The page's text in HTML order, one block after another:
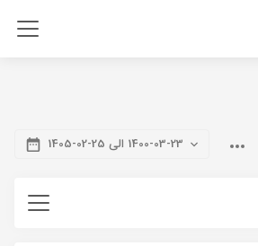
1400-03-23 الی 25-02-1405